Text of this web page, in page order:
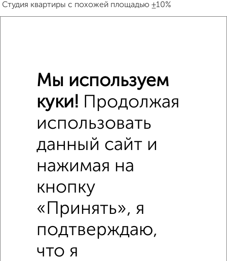
Студия квартиры с похожей площадью ±10%
6 660 000
Это предложение
Средняя цена по городу
Похожие предложения рядом
Мы используем
куки! Продолжая
использовать
данный сайт и
нажимая на
кнопку
«Принять», я
подтверждаю,
что я